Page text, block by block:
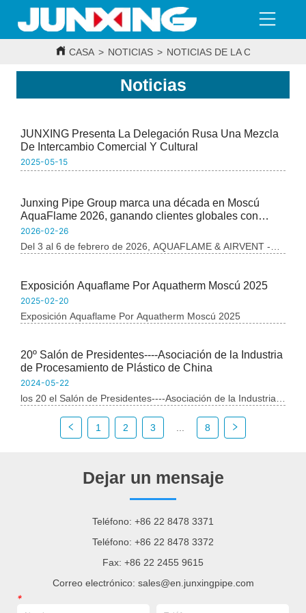
CASA > NOTICIAS > NOTICIAS DE LA COMPAÑÍA
Noticias
JUNXING Presenta La Delegación Rusa Una Mezcla
De Intercambio Comercial Y Cultural
2025-05-15
Junxing Pipe Group marca una década en Moscú
AquaFlame 2026, ganando clientes globales con
fuerza sólida
2026-02-26
Del 3 al 6 de febrero de 2026, AQUAFLAME & AIRVENT -
evento clave en la industria global de HVAC, atrajo a marcas
de renombre de todo el mundo. Tianjin Junxing Pipe Group
Co., Ltd. hizo una aparición impresionante con su gama
participa, demostrando su firme compromiso con la
profundización de su presencia en los mercados de Rusia y
Europa del Este.
Exposición Aquaflame Por Aquatherm Moscú 2025
2025-02-20
Exposición Aquaflame Por Aquatherm Moscú 2025
20º Salón de Presidentes----Asociación de la Industria
de Procesamiento de Plástico de China
2024-05-22
los 20 el Salón de Presidentes----Asociación de la Industria
presidentes de la Asociación China de la Industria de
Procesamiento de Plásticos (CPPIA) se celebró con éxito en
1 2 3 8
Dejar un mensaje
Teléfono: +86 22 8478 3371
Teléfono: +86 22 8478 3372
Fax: +86 22 2455 9615
Correo electrónico: sales@en.junxingpipe.com
*